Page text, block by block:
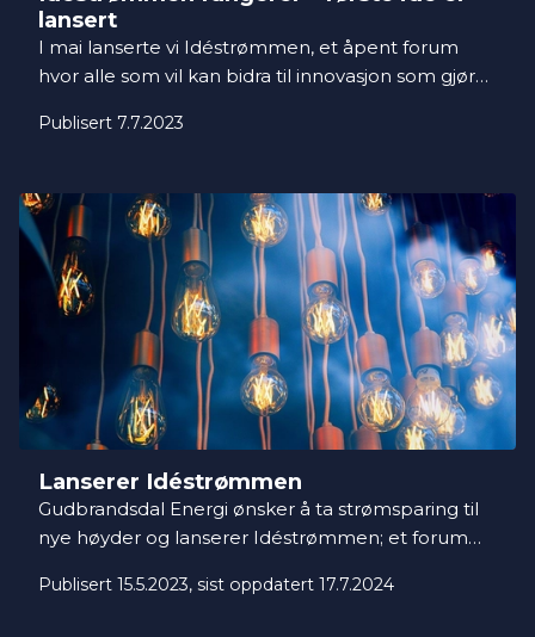
lansert
I mai lanserte vi Idéstrømmen, et åpent forum
hvor alle som vil kan bidra til innovasjon som gjør
den første idéen fra Idéstrømmen lansert, og det
Publisert 7.7.2023
Lanserer Idéstrømmen
Gudbrandsdal Energi ønsker å ta strømsparing til
nye høyder og lanserer Idéstrømmen; et forum
hvordan vi kan spare mer strøm. Det åpner for
Publisert 15.5.2023, sist oppdatert 17.7.2024